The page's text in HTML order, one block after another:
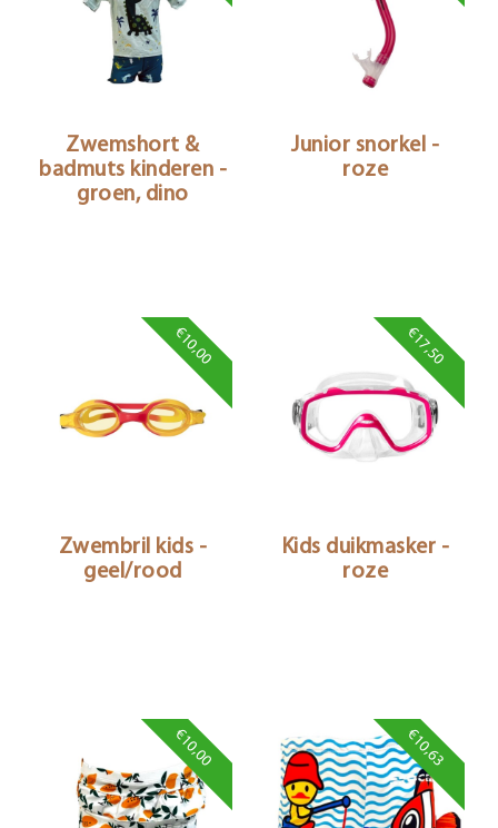
Zwemshort &
badmuts kinderen -
groen, dino
Junior snorkel -
roze
€10,00
Zwembril kids -
geel/rood
€17,50
Kids duikmasker -
roze
€10,00 €10,63